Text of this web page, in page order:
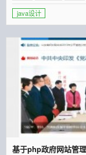
java设计
基于php政府网站管